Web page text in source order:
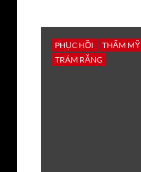
PHỤC HỒI
THẨM MỸ
TRÁM RĂNG